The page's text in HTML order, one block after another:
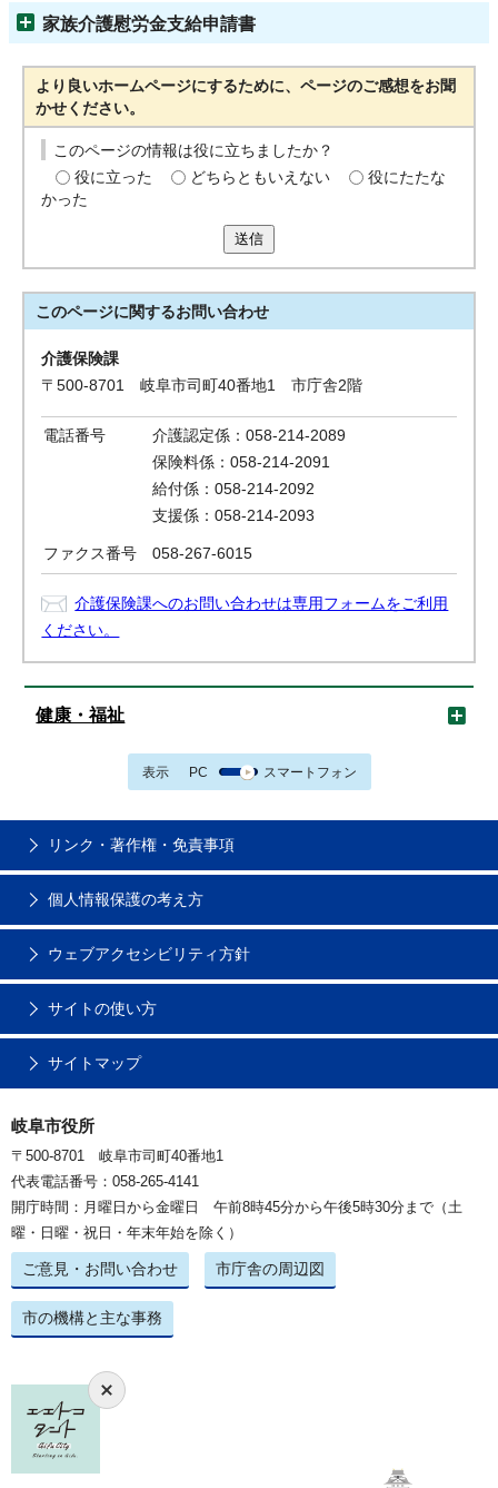
家族介護慰労金支給申請書
より良いホームページにするために、ページのご感想をお聞
かせください。
このページの情報は役に立ちましたか？
役に立った
どちらともいえない
役にたたな
かった
送信
このページに関するお問い合わせ
介護保険課
〒500-8701 岐阜市司町40番地1 市庁舎2階
電話番号
介護認定係：058-214-2089
保険料係：058-214-2091
給付係：058-214-2092
支援係：058-214-2093
ファクス番号 058-267-6015
介護保険課へのお問い合わせは専用フォームをご利用
ください。
健康・福祉
表示 PC スマートフォン
リンク・著作権・免責事項
個人情報保護の考え方
ウェブアクセシビリティ方針
サイトの使い方
サイトマップ
岐阜市役所
〒500-8701 岐阜市司町40番地1
代表電話番号：058-265-4141
開庁時間：月曜日から金曜日 午前8時45分から午後5時30分まで（土
曜・日曜・祝日・年末年始を除く）
ご意見・お問い合わせ 市庁舎の周辺図
市の機構と主な事務